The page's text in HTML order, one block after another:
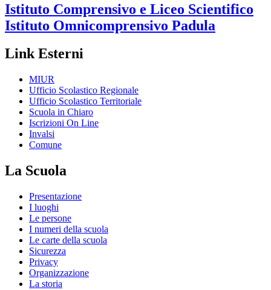
Istituto Comprensivo e Liceo Scientifico
Istituto Omnicomprensivo Padula
Link Esterni
MIUR
Ufficio Scolastico Regionale
Ufficio Scolastico Territoriale
Scuola in Chiaro
Iscrizioni On Line
Invalsi
Comune
La Scuola
Presentazione
I luoghi
Le persone
I numeri della scuola
Le carte della scuola
Sicurezza
Privacy
Organizzazione
La storia